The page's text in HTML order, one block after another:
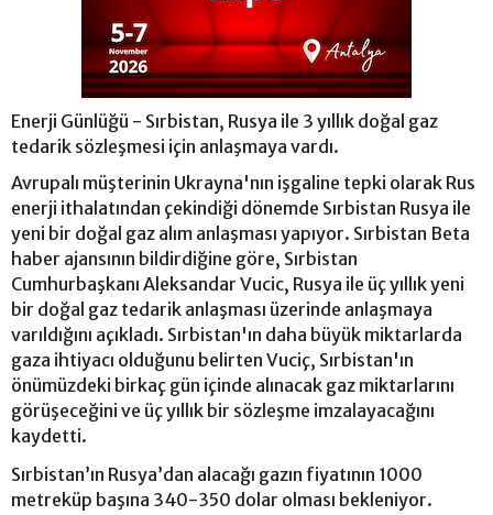
Enerji Günlüğü - Sırbistan, Rusya ile 3 yıllık doğal gaz
tedarik sözleşmesi için anlaşmaya vardı.
Avrupalı ​​müşterinin Ukrayna'nın işgaline tepki olarak Rus
enerji ithalatından çekindiği dönemde Sırbistan Rusya ile
yeni bir doğal gaz alım anlaşması yapıyor. Sırbistan Beta
haber ajansının bildirdiğine göre, Sırbistan
Cumhurbaşkanı Aleksandar Vucic, Rusya ile üç yıllık yeni
bir doğal gaz tedarik anlaşması üzerinde anlaşmaya
varıldığını açıkladı. Sırbistan'ın daha büyük miktarlarda
gaza ihtiyacı olduğunu belirten Vuciç, Sırbistan'ın
önümüzdeki birkaç gün içinde alınacak gaz miktarlarını
görüşeceğini ve üç yıllık bir sözleşme imzalayacağını
kaydetti.
Sırbistan’ın Rusya’dan alacağı gazın fiyatının 1000
metreküp başına 340-350 dolar olması bekleniyor.